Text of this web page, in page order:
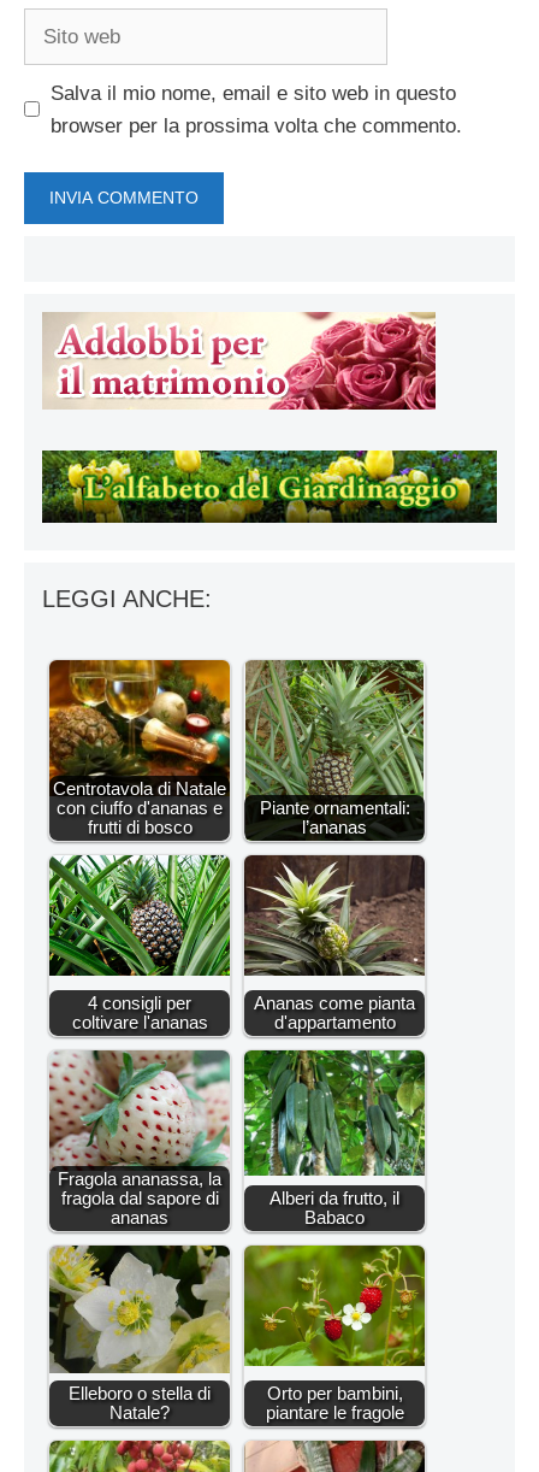
Salva il mio nome, email e sito web in questo
browser per la prossima volta che commento.
LEGGI ANCHE:
Centrotavola di Natale
con ciuffo d'ananas e
frutti di bosco
Piante ornamentali:
l’ananas
4 consigli per
coltivare l'ananas
Ananas come pianta
d'appartamento
Fragola ananassa, la
fragola dal sapore di
ananas
Alberi da frutto, il
Babaco
Elleboro o stella di
Natale?
Orto per bambini,
piantare le fragole